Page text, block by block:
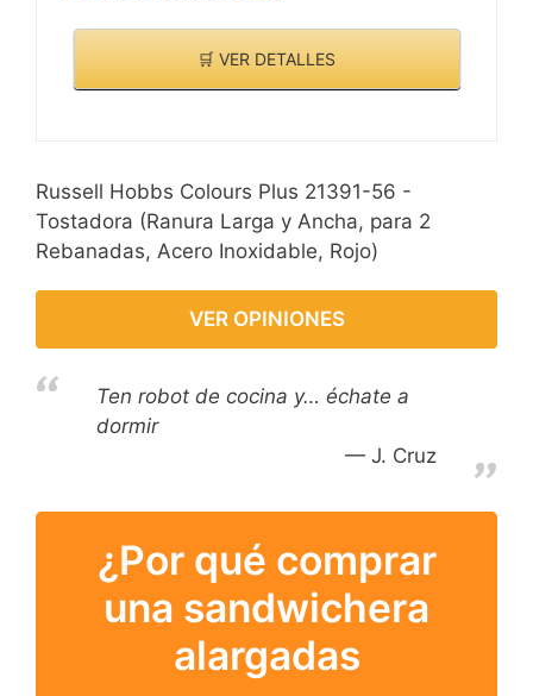
🛒 VER DETALLES
Russell Hobbs Colours Plus 21391-56 -
Tostadora (Ranura Larga y Ancha, para 2
Rebanadas, Acero Inoxidable, Rojo)
VER OPINIONES
Ten robot de cocina y… échate a
dormir
J. Cruz
¿Por qué comprar
una sandwichera
alargadas